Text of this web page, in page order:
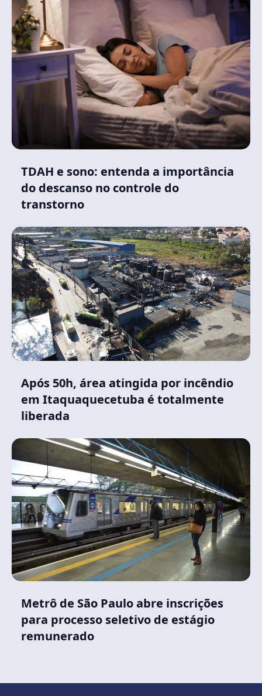
TDAH e sono: entenda a importância
do descanso no controle do
transtorno
Após 50h, área atingida por incêndio
em Itaquaquecetuba é totalmente
liberada
Metrô de São Paulo abre inscrições
para processo seletivo de estágio
remunerado